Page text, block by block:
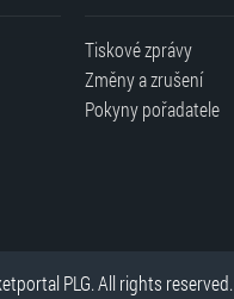
Tiskové zprávy
Změny a zrušení
Pokyny pořadatele
PLG. All rights reserved.